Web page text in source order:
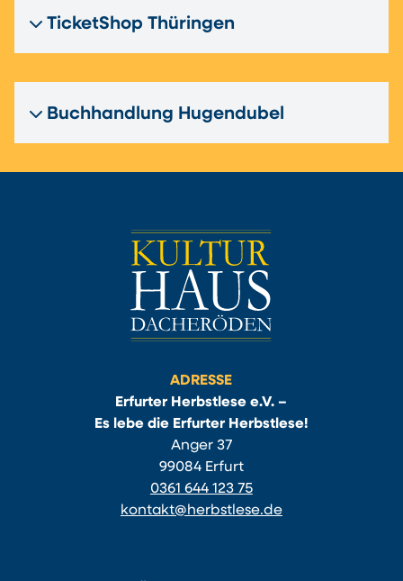
TicketShop Thüringen
Buchhandlung Hugendubel
ADRESSE
Erfurter Herbstlese e.V. –
Es lebe die Erfurter Herbstlese!
Anger 37
99084 Erfurt
0361 644 123 75
kontakt@herbstlese.de